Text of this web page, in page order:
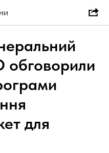
обговорили
для